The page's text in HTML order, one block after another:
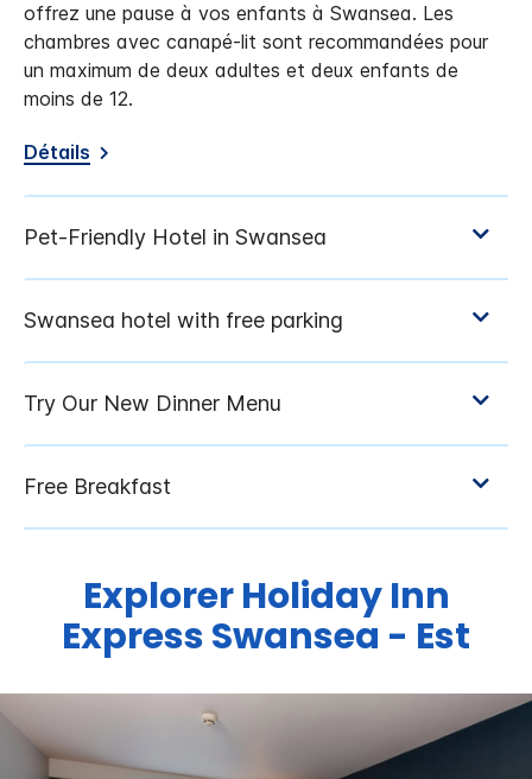
offrez une pause à vos enfants à Swansea. Les
chambres avec canapé-lit sont recommandées pour
un maximum de deux adultes et deux enfants de
moins de 12.
Détails
ExplorerHoliday Inn
ExpressSwansea - Est